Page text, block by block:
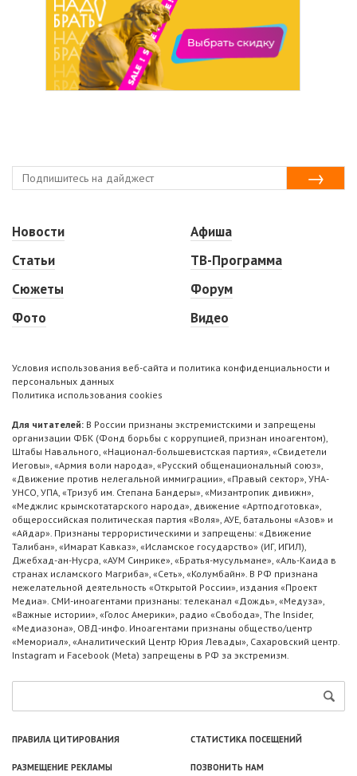
Новости
Статьи
Сюжеты
Фото
Афиша
ТВ-Программа
Форум
Видео
Условия использования веб-сайта и политика конфиденциальности и
персональных данных
Политика использования cookies
Для читателей: В России признаны экстремистскими и запрещены
организации ФБК (Фонд борьбы с коррупцией, признан иноагентом),
Штабы Навального, «Национал-большевистская партия», «Свидетели
Иеговы», «Армия воли народа», «Русский общенациональный союз»,
«Движение против нелегальной иммиграции», «Правый сектор», УНА-
УНСО, УПА, «Тризуб им. Степана Бандеры», «Мизантропик дивижн»,
«Меджлис крымскотатарского народа», движение «Артподготовка»,
общероссийская политическая партия «Воля», АУЕ, батальоны «Азов» и
«Айдар». Признаны террористическими и запрещены: «Движение
Талибан», «Имарат Кавказ», «Исламское государство» (ИГ, ИГИЛ),
Джебхад-ан-Нусра, «АУМ Синрике», «Братья-мусульмане», «Аль-Каида в
странах исламского Магриба», «Сеть», «Колумбайн». В РФ признана
нежелательной деятельность «Открытой России», издания «Проект
Медиа». СМИ-иноагентами признаны: телеканал «Дождь», «Медуза»,
«Важные истории», «Голос Америки», радио «Свобода», The Insider,
«Медиазона», ОВД-инфо. Иноагентами признаны общество/центр
«Мемориал», «Аналитический Центр Юрия Левады», Сахаровский центр.
Instagram и Facebook (Metа) запрещены в РФ за экстремизм.
ПРАВИЛА ЦИТИРОВАНИЯ СТАТИСТИКА ПОСЕЩЕНИЙ
РАЗМЕЩЕНИЕ РЕКЛАМЫ ПОЗВОНИТЬ НАМ